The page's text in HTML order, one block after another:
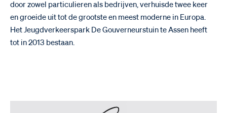
door zowel particulieren als bedrijven, verhuisde twee keer
en groeide uit tot de grootste en meest moderne in Europa.
Het Jeugdverkeerspark De Gouverneurstuin te Assen heeft
tot in 2013 bestaan.